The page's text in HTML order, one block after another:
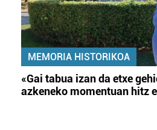
MEMORIA HISTORIKOA
«Gai tabua izan da etxe
azkeneko momentuan hitz